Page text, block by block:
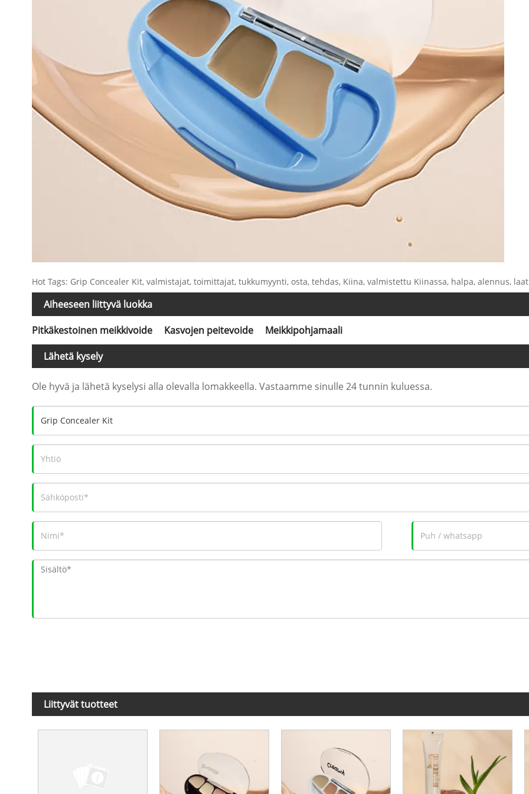
Hot Tags: Grip Concealer Kit, valmistajat, toimittajat, tukkumyynti, osta, tehdas, Kiina, valmistettu Kiinassa, halpa, alennus,
Aiheeseen liittyvä luokka
Pitkäkestoinen meikkivoide Kasvojen peitevoide Meikkipohjamaali
Lähetä kysely
Ole hyvä ja lähetä kyselysi alla olevalla lomakkeella. Vastaamme sinulle 24 tunnin kuluessa.
Liittyvät tuotteet